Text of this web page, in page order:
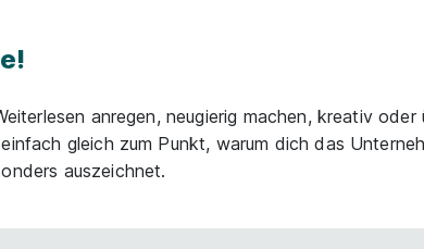
anregen, neugierig machen, kreativ
gleich zum Punkt, warum dich das
auszeichnet.